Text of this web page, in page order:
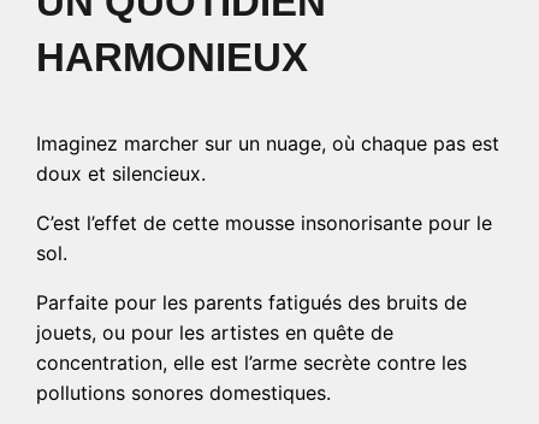
HARMONIEUX
Imaginez marcher sur un nuage, où chaque pas est
doux et silencieux.
C’est l’effet de cette mousse insonorisante pour le
sol.
Parfaite pour les parents fatigués des bruits de
jouets, ou pour les artistes en quête de
concentration, elle est l’arme secrète contre les
pollutions sonores domestiques.